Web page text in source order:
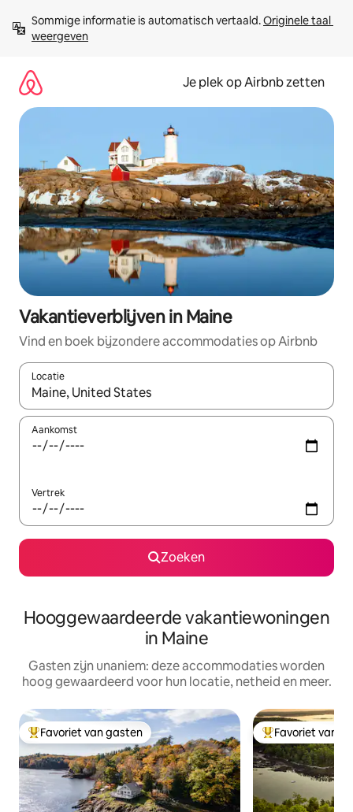
direct
naar
Sommige informatie is automatisch vertaald. Originele taal
weergeven
Je plek op Airbnb zetten
Vakantieverblijven in Maine
Vind en boek bijzondere accommodaties op Airbnb
Locatie
Wanneer er resultaten beschikbaar zijn, maak je een keuze
Aankomst
Vertrek
Zoeken
Hooggewaardeerde vakantiewoningen
in Maine
Gasten zijn unaniem: deze accommodaties worden
hoog gewaardeerd voor hun locatie, netheid en meer.
Topfavoriet van gasten
Favoriet van gasten Topfavoriet van
Favoriet van